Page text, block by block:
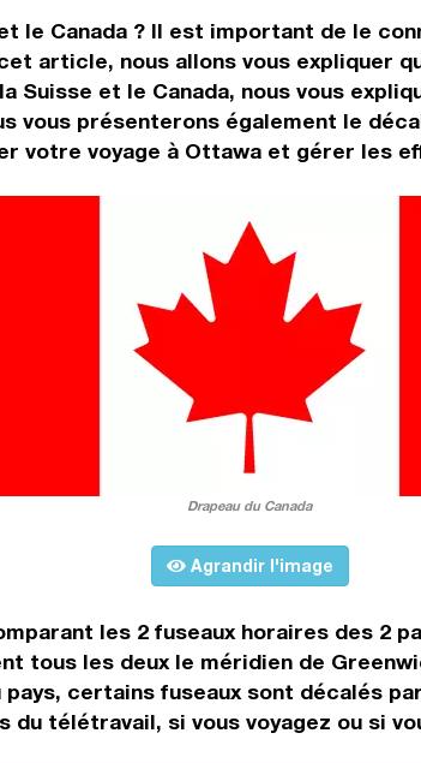
le Canada ? Il est important de le
article, nous allons vous expliquer
et le Canada, nous vous
vous présenterons également le
votre voyage à Ottawa et gérer les
Drapeau du Canada
Agrandir l'image
les 2 fuseaux horaires des 2
tous les deux le méridien de
certains fuseaux sont décalés
télétravail, si vous voyagez ou si